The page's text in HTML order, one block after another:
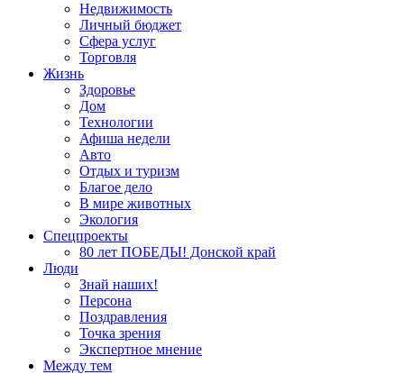
Недвижимость
Личный бюджет
Сфера услуг
Торговля
Жизнь
Здоровье
Дом
Технологии
Афиша недели
Авто
Отдых и туризм
Благое дело
В мире животных
Экология
Спецпроекты
80 лет ПОБЕДЫ! Донской край
Люди
Знай наших!
Персона
Поздравления
Точка зрения
Экспертное мнение
Между тем